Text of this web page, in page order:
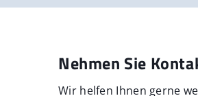
Nehmen Sie
Wir helfen Ihnen gerne